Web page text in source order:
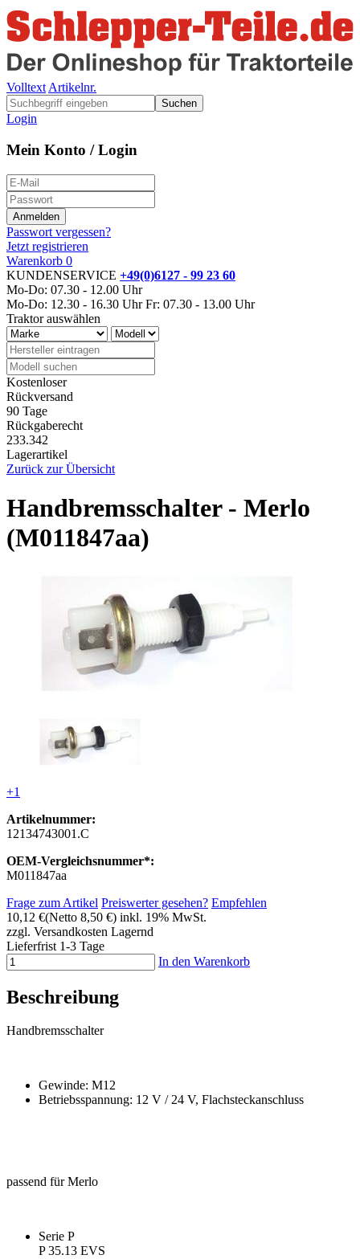
Volltext Artikelnr.
Suchen
Login
Mein Konto / Login
Passwort vergessen?
Jetzt registrieren
Warenkorb 0
KUNDENSERVICE +49(0)6127 - 99 23 60
Mo-Do: 07.30 - 12.00 Uhr
Mo-Do: 12.30 - 16.30 Uhr Fr: 07.30 - 13.00 Uhr
Traktor auswählen
Kostenloser
Rückversand
90 Tage
Rückgaberecht
233.342
Lagerartikel
Zurück zur Übersicht
Handbremsschalter - Merlo
(M011847aa)
+1
Artikelnummer:
12134743001.C
OEM-Vergleichsnummer*:
M011847aa
Frage zum Artikel Preiswerter gesehen? Empfehlen
10,12 €(Netto 8,50 €) inkl. 19% MwSt.
zzgl. Versandkosten Lagernd
Lieferfrist 1-3 Tage
In den Warenkorb
Beschreibung
Handbremsschalter
Gewinde: M12
Betriebsspannung: 12 V / 24 V, Flachsteckanschluss
passend für Merlo
Serie P
P 35.13 EVS